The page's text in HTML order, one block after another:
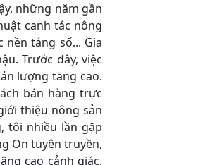
những năm gần
canh tác nông
tảng số... Gia
Trước đây, việc
lượng tăng cao.
bán hàng trực
thiệu nông sản
tôi nhiều lần gặp
On tuyên truyền,
cao cảnh giác,